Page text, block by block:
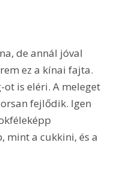
ez a kínai fajta.
ot is eléri. A meleget
fejlődik. Igen
mint a cukkini, és a